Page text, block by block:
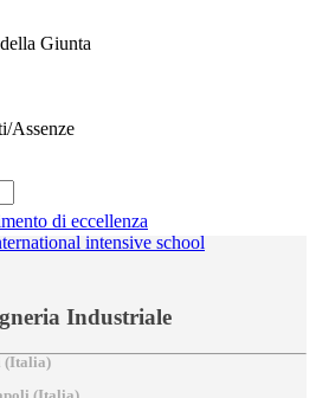
Giunta
Assenze
Industriale
(Italia)